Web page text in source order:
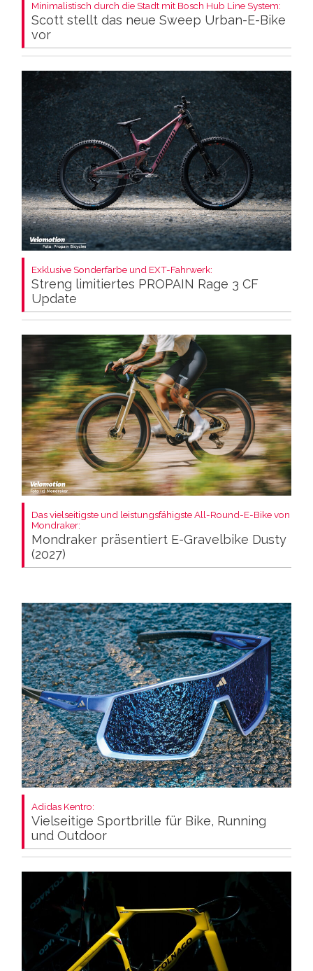
Minimalistisch durch die Stadt mit Bosch Hub Line System:
Scott stellt das neue Sweep Urban-E-Bike
vor
Exklusive Sonderfarbe und EXT-Fahrwerk:
Streng limitiertes PROPAIN Rage 3 CF
Update
Das vielseitigste und leistungsfähigste All-Round-E-Bike von
Mondraker:
Mondraker präsentiert E-Gravelbike Dusty
(2027)
Adidas Kentro:
Vielseitige Sportbrille für Bike, Running
und Outdoor